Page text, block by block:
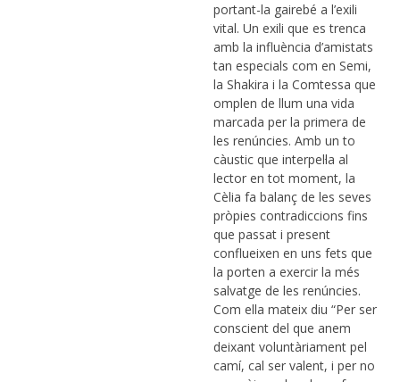
portant-la gairebé a l’exili
vital. Un exili que es trenca
amb la influència d’amistats
tan especials com en Semi,
la Shakira i la Comtessa que
omplen de llum una vida
marcada per la primera de
les renúncies. Amb un to
càustic que interpel·la al
lector en tot moment, la
Cèlia fa balanç de les seves
pròpies contradiccions fins
que passat i present
conflueixen en uns fets que
la porten a exercir la més
salvatge de les renúncies.
Com ella mateix diu “Per ser
conscient del que anem
deixant voluntàriament pel
camí, cal ser valent, i per no